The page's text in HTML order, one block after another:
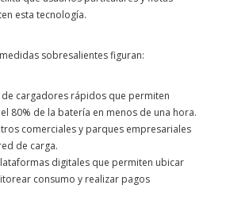
esta tecnología.
sobresalientes figuran:
cargadores rápidos que permiten
80% de la batería en menos de una hora.
comerciales y parques empresariales
de carga.
digitales que permiten ubicar
consumo y realizar pagos